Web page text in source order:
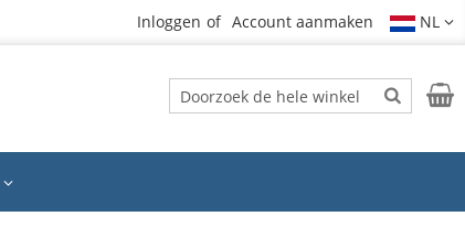
Inloggen Account aanmaken NL
Zoek
Zoek